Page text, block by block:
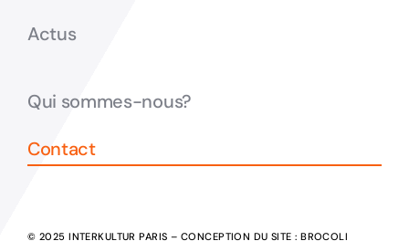
Actus
Qui sommes-nous?
Contact
© 2025 INTERKULTUR PARIS – CONCEPTION DU SITE :BROCOLI